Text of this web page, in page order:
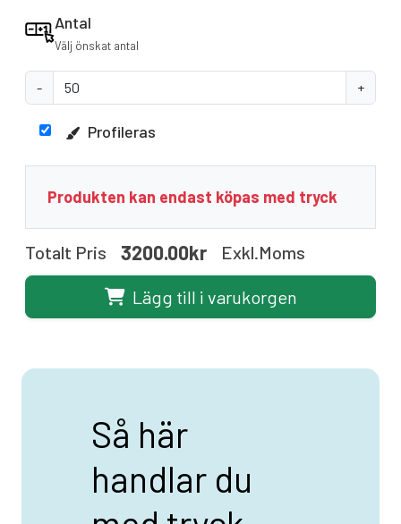
Antal
Välj önskat antal
- +
Profileras
Produkten kan endast köpas med tryck
Totalt Pris 3200.00kr Exkl.moms
Lägg till i varukorgen
Så här
handlar du